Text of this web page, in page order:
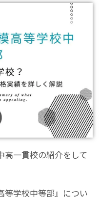
高一貫校の紹介をして
等学校中等部』につい